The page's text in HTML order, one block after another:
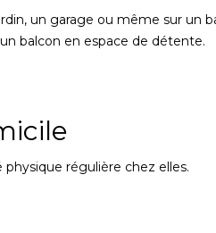
un garage ou même sur un
balcon en espace de détente.
régulière chez elles.